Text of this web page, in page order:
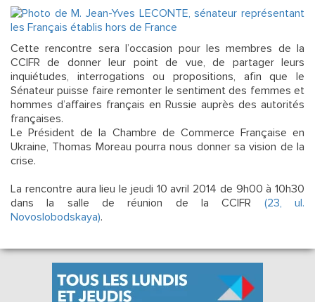
Cette rencontre sera l’occasion pour les membres de la
CCIFR de donner leur point de vue, de partager leurs
inquiétudes, interrogations ou propositions, afin que le
Sénateur puisse faire remonter le sentiment des femmes et
hommes d’affaires français en Russie auprès des autorités
françaises.
Le Président de la Chambre de Commerce Française en
Ukraine, Thomas Moreau pourra nous donner sa vision de la
crise.
La rencontre aura lieu le jeudi 10 avril 2014 de 9h00 à 10h30
dans la salle de réunion de la CCIFR (23, ul.
Novoslobodskaya).